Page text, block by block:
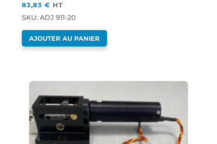
83,83€ HT
SKU: ADJ 911-20
AJOUTER AU PANIER